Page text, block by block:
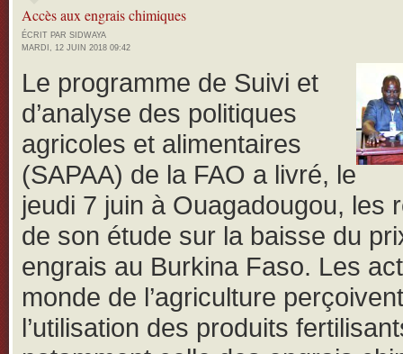
Accès aux engrais chimiques
ÉCRIT PAR SIDWAYA
MARDI, 12 JUIN 2018 09:42
Le programme de Suivi et
d’analyse des politiques
agricoles et alimentaires
(SAPAA) de la FAO a livré, le
jeudi 7 juin à Ouagadougou, les
de son étude sur la baisse du
engrais au Burkina Faso. Les
monde de l’agriculture perçoivent
l’utilisation des produits